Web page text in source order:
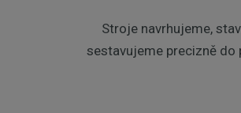
Stroje navrhujeme,
sestavujeme precizně do